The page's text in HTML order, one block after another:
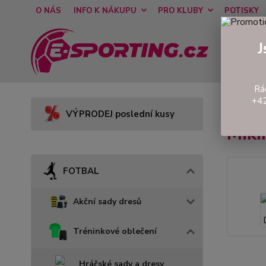
O NÁS INFO K NÁKUPU PRO KLUBY POTISKY
VÝPRODEJ poslední kusy
FOTBAL
Akční sady dresů
Tréninkové oblečení